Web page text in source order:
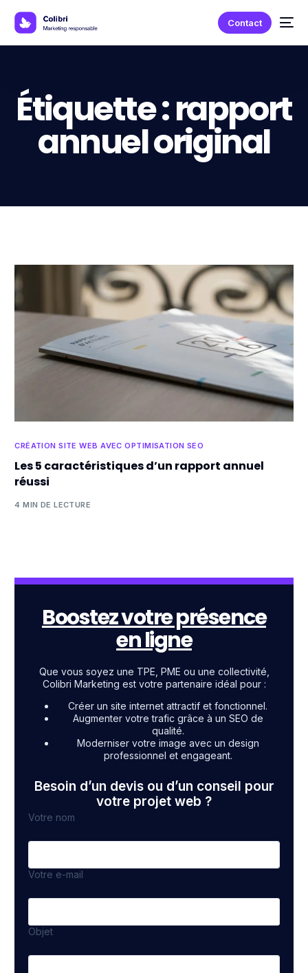
Contact
Étiquette :rapport
annuel original
CRÉATION SITE WEB AVEC OPTIMISATION SEO
Les 5 caractéristiques d’un rapport annuel
réussi
4 MIN DE LECTURE
Boostez votre présence
en ligne
Que vous soyez une TPE, PME ou une collectivité,
Colibri Marketing est votre partenaire idéal pour :
Créer un site internet attractif et fonctionnel.
Augmenter votre trafic grâce à un SEO de
qualité.
Moderniser votre image avec un design
professionnel et engageant.
Besoin d’un devis ou d’un conseil pour
votre projet web ?
Votre nom
Votre e-mail
Objet